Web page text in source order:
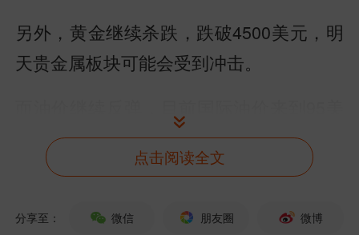
另外，黄金继续杀跌，跌破4500美元，明
天贵金属板块可能会受到冲击。
元，以色列攻击黎巴嫩，美伊在谈判层面
上出现分歧。
整体而言，经历了连续两天反弹，明天A
点击阅读全文
分享至： 微信 朋友圈 微博